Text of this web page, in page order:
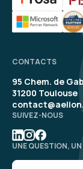
Analyser
Formation :
psychosociaux
Maxime L.
Bonne
CONTACTS
95 Chem. de
31200 Toulouse
SUIVEZ-NOUS
UNE QUESTION,